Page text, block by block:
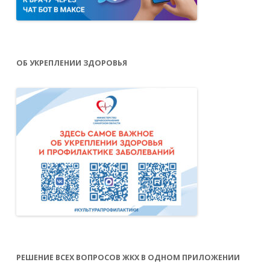
ОБ УКРЕПЛЕНИИ ЗДОРОВЬЯ
РЕШЕНИЕ ВСЕХ ВОПРОСОВ ЖКХ В ОДНОМ ПРИЛОЖЕНИИ